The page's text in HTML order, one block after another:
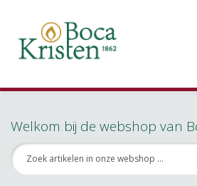
Welkom bij de webshop van